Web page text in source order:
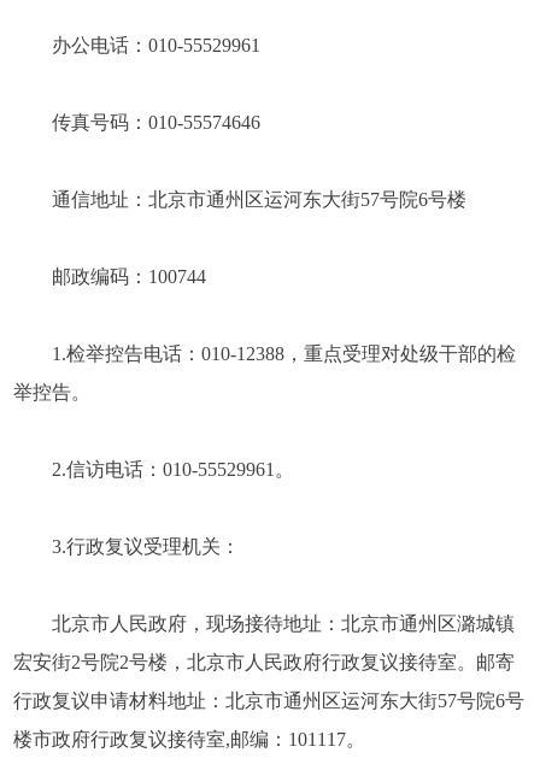
办公电话：010-55529961
传真号码：010-55574646
通信地址：北京市通州区运河东大街57号院6号楼
邮政编码：100744
1.检举控告电话：010-12388，重点受理对处级干部的检
举控告。
2.信访电话：010-55529961。
3.行政复议受理机关：
北京市人民政府，现场接待地址：北京市通州区潞城镇
宏安街2号院2号楼，北京市人民政府行政复议接待室。邮寄
行政复议申请材料地址：北京市通州区运河东大街57号院6号
楼市政府行政复议接待室,邮编：101117。